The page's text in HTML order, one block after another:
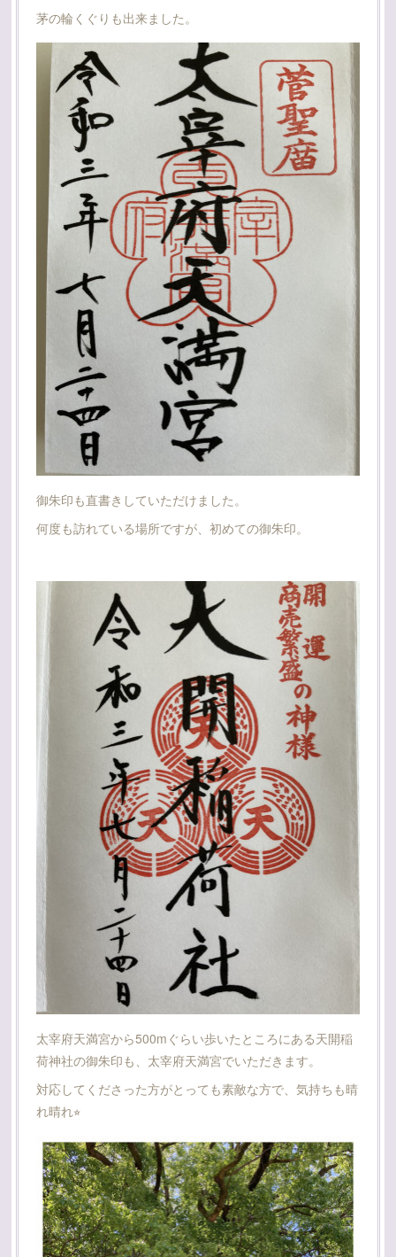
茅の輪くぐりも出来ました。
御朱印も直書きしていただけました。
何度も訪れている場所ですが、初めての御朱印。
太宰府天満宮から500mぐらい歩いたところにある天開稲
荷神社の御朱印も、太宰府天満宮でいただきます。
対応してくださった方がとっても素敵な方で、気持ちも晴
れ晴れ⭐︎